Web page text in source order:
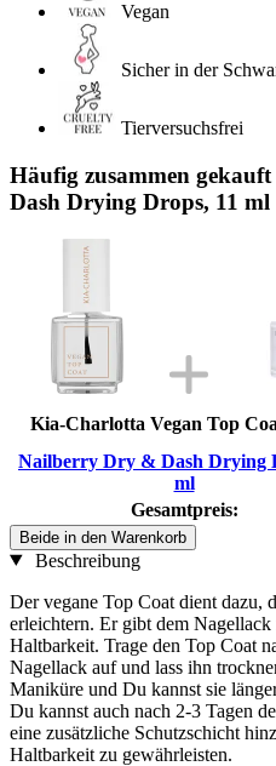
Vegan
Sicher in der
Tierversuchsfrei
Häufig zusammen
Dash Drying Drops, 11 ml
Kia-Charlotta Vegan Top
Nailberry Dry & Dash Drying
ml
Gesamtpreis:
Beide in den Warenkorb
Beschreibung
Der vegane Top Coat dient dazu,
erleichtern. Er gibt dem
Haltbarkeit. Trage den Top Coat
Nagellack auf und lass ihn
Maniküre und Du kannst sie
Du kannst auch nach 2-3 Tagen
eine zusätzliche Schutzschicht
Haltbarkeit zu gewährleisten.